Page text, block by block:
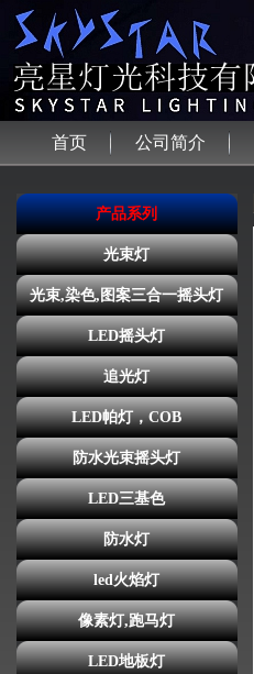
首页 公司简介
产品系列
光束灯
光束,染色,图案三合一摇头灯
LED摇头灯
追光灯
LED帕灯，COB
防水光束摇头灯
LED三基色
防水灯
led火焰灯
像素灯,跑马灯
LED地板灯